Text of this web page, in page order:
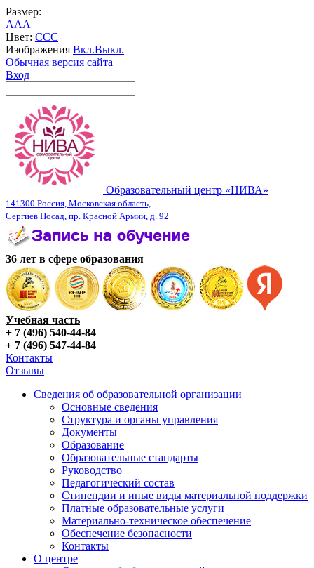
Размер:
AAA
Цвет: CCC
Изображения Вкл.Выкл.
Обычная версия сайта
Вход
Образовательный центр «НИВА»
141300 Россия, Московская область,
Сергиев Посад, пр. Красной Армии, д. 92
36 лет в сфере образования
Учебная часть
+ 7 (496) 540-44-84
+ 7 (496) 547-44-84
Контакты
Отзывы
Сведения об образовательной организации
Основные сведения
Структура и органы управления
Документы
Образование
Образовательные стандарты
Руководство
Педагогический состав
Стипендии и иные виды материальной поддержки
Платные образовательные услуги
Материально-техническое обеспечение
Обеспечение безопасности
Контакты
О центре